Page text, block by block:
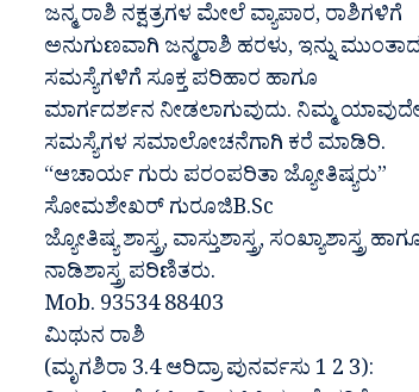
ಜನ್ಮ ರಾಶಿ ನಕ್ಷತ್ರಗಳ ಮೇಲೆ ವ್ಯಾಪಾರ, ರಾಶಿಗಳಿಗೆ
ಅನುಗುಣವಾಗಿ ಜನ್ಮರಾಶಿ ಹರಳು, ಇನ್ನು ಮುಂತಾದ
ಸಮಸ್ಯೆಗಳಿಗೆ ಸೂಕ್ತ ಪರಿಹಾರ ಹಾಗೂ
ಮಾರ್ಗದರ್ಶನ ನೀಡಲಾಗುವುದು. ನಿಮ್ಮ ಯಾವುದೇ
ಸಮಸ್ಯೆಗಳ ಸಮಾಲೋಚನೆಗಾಗಿ ಕರೆ ಮಾಡಿರಿ.
“ಆಚಾರ್ಯ ಗುರು ಪರಂಪರಿತಾ ಜ್ಯೋತಿಷ್ಯರು”
ಸೋಮಶೇಖರ್ ಗುರೂಜಿB.Sc
ಜ್ಯೋತಿಷ್ಯ ಶಾಸ್ತ್ರ, ವಾಸ್ತುಶಾಸ್ತ್ರ, ಸಂಖ್ಯಾಶಾಸ್ತ್ರ
ನಾಡಿಶಾಸ್ತ್ರ ಪರಿಣಿತರು.
Mob. 93534 88403
ಮಿಥುನ ರಾಶಿ
(ಮೃಗಶಿರಾ 3.4 ಆರಿದ್ರಾ ಪುನರ್ವಸು 1 2 3):